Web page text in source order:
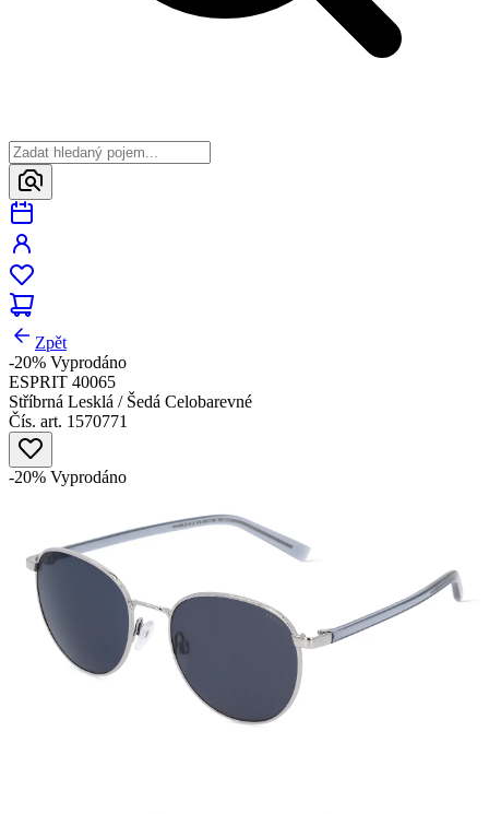
Zpět
-20% Vyprodáno
ESPRIT 40065
Stříbrná Lesklá / Šedá Celobarevné
Čís. art. 1570771
-20% Vyprodáno